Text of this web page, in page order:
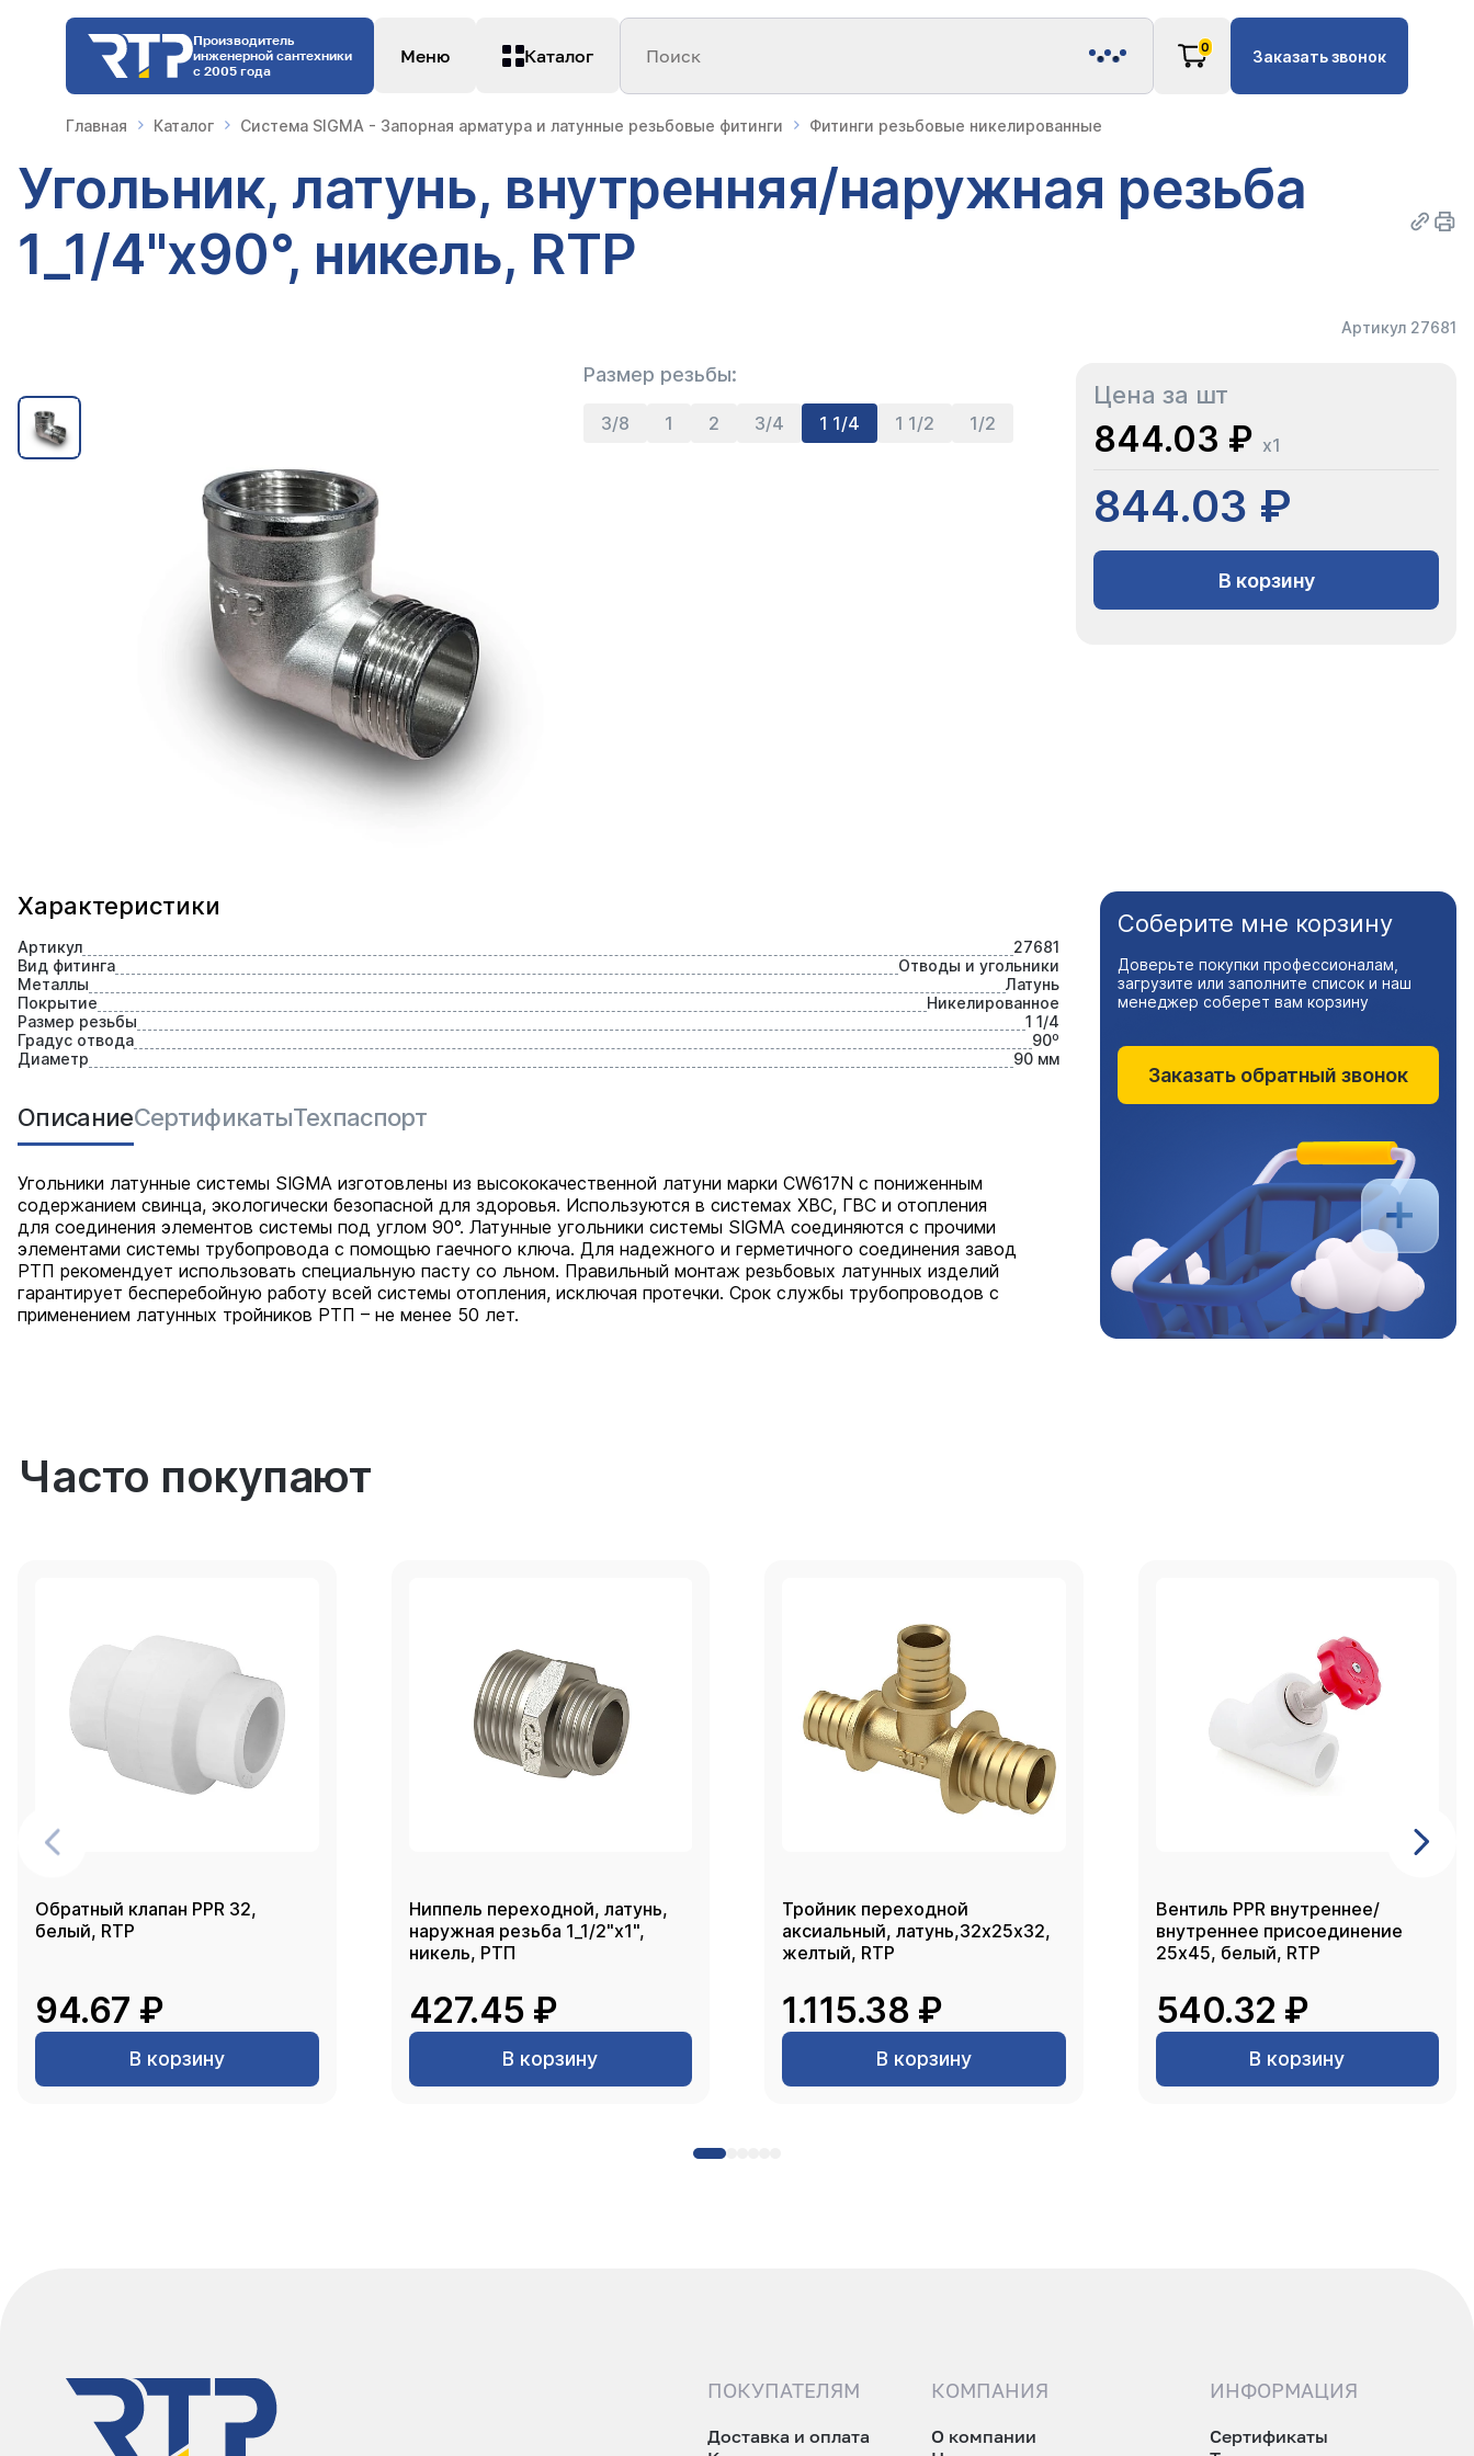
Производитель
инженерной сантехники
с 2005 года
Меню Каталог Поиск 0 Заказать звонок
Главная Каталог Система SIGMA - Запорная арматура и латунные резьбовые фитинги Фитинги резьбовые никелированные
Угольник, латунь, внутренняя/наружная резьба
1_1/4"х90°, никель, RTP
Артикул 27681
Размер резьбы:
3/8 1 2 3/4 1 1/4 1 1/2 1/2
Цена за шт
844.03 ₽ x1
844.03 ₽
В корзину
Характеристики
Артикул
27681
Вид фитинга
Отводы и угольники
Металлы
Латунь
Покрытие
Никелированное
Размер резьбы
1 1/4
Градус отвода
90⁰
Диаметр
90 мм
ОписаниеСертификатыТехпаспорт
Угольники латунные системы SIGMA изготовлены из высококачественной латуни марки CW617N с пониженным
содержанием свинца, экологически безопасной для здоровья. Используются в системах ХВС, ГВС и отопления
для соединения элементов системы под углом 90°. Латунные угольники системы SIGMA соединяются с прочими
элементами системы трубопровода с помощью гаечного ключа. Для надежного и герметичного соединения завод
РТП рекомендует использовать специальную пасту со льном. Правильный монтаж резьбовых латунных изделий
гарантирует бесперебойную работу всей системы отопления, исключая протечки. Срок службы трубопроводов с
применением латунных тройников РТП – не менее 50 лет.
Соберите мне корзину
Доверьте покупки профессионалам,
загрузите или заполните список и наш
менеджер соберет вам корзину
Заказать обратный звонок
Часто покупают
Обратный клапан PPR 32,
белый, RTP
94.67 ₽
В корзину
Ниппель переходной, латунь,
наружная резьба 1_1/2"х1",
никель, РТП
427.45 ₽
В корзину
Тройник переходной
аксиальный, латунь,32х25х32,
желтый, RTP
1.115.38 ₽
В корзину
Вентиль PPR внутреннее/
внутреннее присоединение
25х45, белый, RTP
540.32 ₽
В корзину
ПОКУПАТЕЛЯМ
Доставка и оплата
КОМПАНИЯ
О компании
ИНФОРМАЦИЯ
Сертификаты